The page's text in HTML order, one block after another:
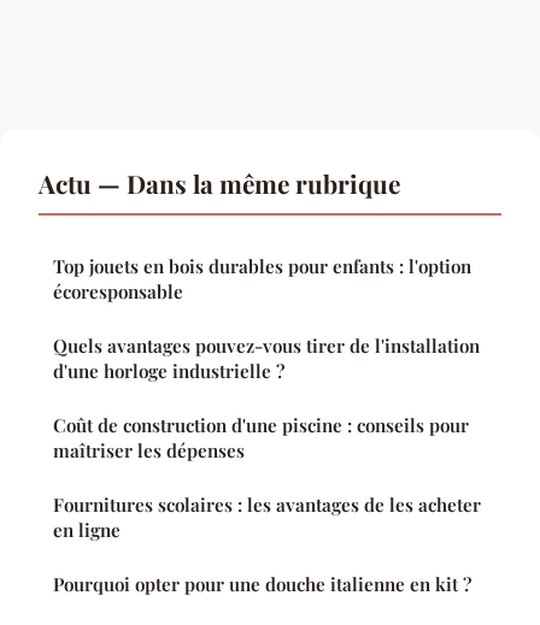
Actu — Dans la même rubrique
Top jouets en bois durables pour enfants : l'option
écoresponsable
Quels avantages pouvez-vous tirer de l'installation
d'une horloge industrielle ?
Coût de construction d'une piscine : conseils pour
maîtriser les dépenses
Fournitures scolaires : les avantages de les acheter
en ligne
Pourquoi opter pour une douche italienne en kit ?